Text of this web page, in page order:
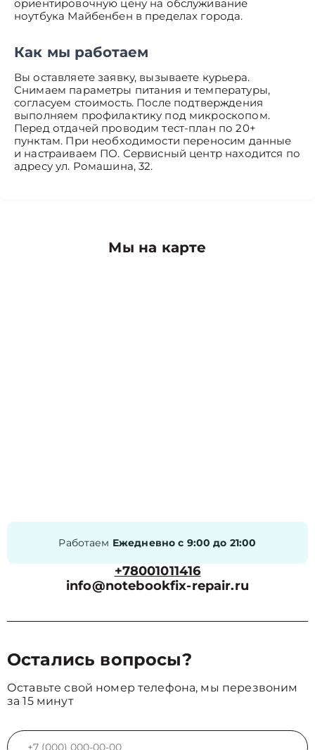
ориентировочную цену на обслуживание
ноутбука Майбенбен в пределах города.
Как мы работаем
Вы оставляете заявку, вызываете курьера.
Снимаем параметры питания и температуры,
согласуем стоимость. После подтверждения
выполняем профилактику под микроскопом.
Перед отдачей проводим тест-план по 20+
пунктам. При необходимости переносим данные
и настраиваем ПО. Сервисный центр находится по
адресу ул. Ромашина, 32.
Мы на карте
Работаем Ежедневно с 9:00 до 21:00
+78001011416
info@notebookfix-repair.ru
Остались вопросы?
Оставьте свой номер телефона, мы перезвоним
за 15 минут